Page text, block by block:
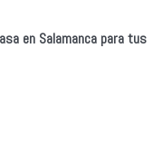
en Salamanca para tus